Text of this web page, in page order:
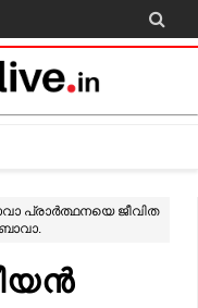

പ്രാർത്ഥനയെ ജീവിത